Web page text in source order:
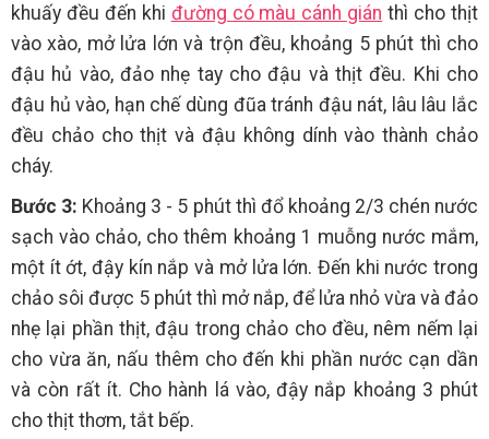
khuấy đều đến khi đường có màu cánh gián thì cho thịt
vào xào, mở lửa lớn và trộn đều, khoảng 5 phút thì cho
đậu hủ vào, đảo nhẹ tay cho đậu và thịt đều. Khi cho
đậu hủ vào, hạn chế dùng đũa tránh đậu nát, lâu lâu lắc
đều chảo cho thịt và đậu không dính vào thành chảo
cháy.
Bước 3: Khoảng 3 - 5 phút thì đổ khoảng 2/3 chén nước
sạch vào chảo, cho thêm khoảng 1 muỗng nước mắm,
một ít ớt, đậy kín nắp và mở lửa lớn. Đến khi nước trong
chảo sôi được 5 phút thì mở nắp, để lửa nhỏ vừa và đảo
nhẹ lại phần thịt, đậu trong chảo cho đều, nêm nếm lại
cho vừa ăn, nấu thêm cho đến khi phần nước cạn dần
và còn rất ít. Cho hành lá vào, đậy nắp khoảng 3 phút
cho thịt thơm, tắt bếp.